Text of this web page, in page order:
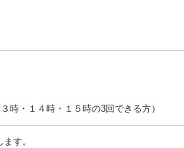
時・１４時・１５時の3回できる方）
す。